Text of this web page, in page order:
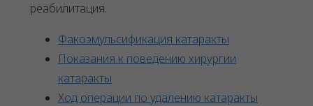
реабилитация.
Факоэмульсификация катаракты
Показания к поведению хирургии
катаракты
Ход операции по удалению катаракты